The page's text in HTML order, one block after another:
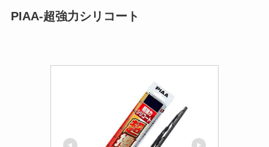
PIAA-超強力シリコート